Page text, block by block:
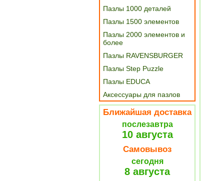
Пазлы 1000 деталей
Пазлы 1500 элементов
Пазлы 2000 элементов и
более
Пазлы RAVENSBURGER
Пазлы Step Puzzle
Пазлы EDUCA
Аксессуары для пазлов
Ближайшая доставка
послезавтра
10 августа
Самовывоз
сегодня
8 августа